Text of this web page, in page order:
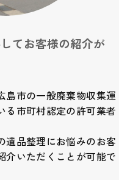
てお客様の紹介が
島市の一般廃棄物収集運
る市町村認定の許可業者
遺品整理にお悩みのお客
介いただくことが可能で